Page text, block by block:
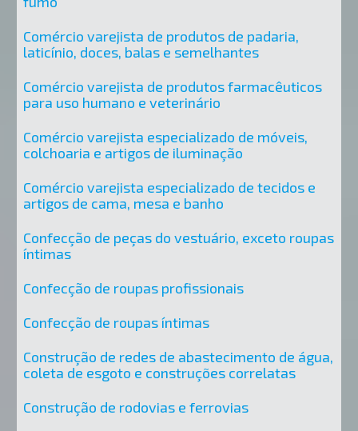
Comércio varejista de produtos de padaria,
laticínio, doces, balas e semelhantes
Comércio varejista de produtos farmacêuticos
para uso humano e veterinário
Comércio varejista especializado de móveis,
colchoaria e artigos de iluminação
Comércio varejista especializado de tecidos e
artigos de cama, mesa e banho
Confecção de peças do vestuário, exceto roupas
íntimas
Confecção de roupas profissionais
Confecção de roupas íntimas
Construção de redes de abastecimento de água,
coleta de esgoto e construções correlatas
Construção de rodovias e ferrovias